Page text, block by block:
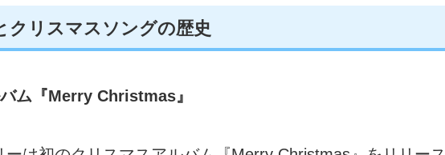
クリスマスソングの歴史
ム『Merry Christmas』